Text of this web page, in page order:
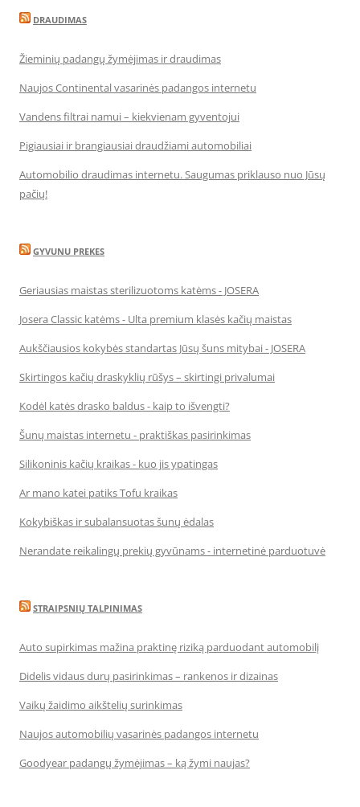
DRAUDIMAS
Žieminių padangų žymėjimas ir draudimas
Naujos Continental vasarinės padangos internetu
Vandens filtrai namui – kiekvienam gyventojui
Pigiausiai ir brangiausiai draudžiami automobiliai
Automobilio draudimas internetu. Saugumas priklauso nuo Jūsų
pačių!
GYVUNU PREKES
Geriausias maistas sterilizuotoms katėms - JOSERA
Josera Classic katėms - Ulta premium klasės kačių maistas
Aukščiausios kokybės standartas Jūsų šuns mitybai - JOSERA
Skirtingos kačių draskyklių rūšys – skirtingi privalumai
Kodėl katės drasko baldus - kaip to išvengti?
Šunų maistas internetu - praktiškas pasirinkimas
Silikoninis kačių kraikas - kuo jis ypatingas
Ar mano katei patiks Tofu kraikas
Kokybiškas ir subalansuotas šunų ėdalas
Nerandate reikalingų prekių gyvūnams - internetinė parduotuvė
STRAIPSNIŲ TALPINIMAS
Auto supirkimas mažina praktinę riziką parduodant automobilį
Didelis vidaus durų pasirinkimas – rankenos ir dizainas
Vaikų žaidimo aikštelių surinkimas
Naujos automobilių vasarinės padangos internetu
Goodyear padangų žymėjimas – ką žymi naujas?